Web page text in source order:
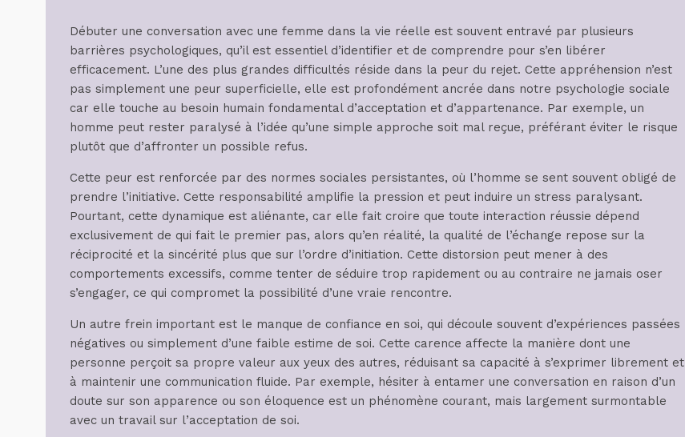
Débuter une conversation avec une femme dans la vie réelle est souvent entravé par plusieurs
barrières psychologiques, qu’il est essentiel d’identifier et de comprendre pour s’en libérer
efficacement. L’une des plus grandes difficultés réside dans la peur du rejet. Cette appréhension n’est
pas simplement une peur superficielle, elle est profondément ancrée dans notre psychologie sociale
car elle touche au besoin humain fondamental d’acceptation et d’appartenance. Par exemple, un
homme peut rester paralysé à l’idée qu’une simple approche soit mal reçue, préférant éviter le risque
plutôt que d’affronter un possible refus.
Cette peur est renforcée par des normes sociales persistantes, où l’homme se sent souvent obligé de
prendre l’initiative. Cette responsabilité amplifie la pression et peut induire un stress paralysant.
Pourtant, cette dynamique est aliénante, car elle fait croire que toute interaction réussie dépend
exclusivement de qui fait le premier pas, alors qu’en réalité, la qualité de l’échange repose sur la
réciprocité et la sincérité plus que sur l’ordre d’initiation. Cette distorsion peut mener à des
comportements excessifs, comme tenter de séduire trop rapidement ou au contraire ne jamais oser
s’engager, ce qui compromet la possibilité d’une vraie rencontre.
Un autre frein important est le manque de confiance en soi, qui découle souvent d’expériences passées
négatives ou simplement d’une faible estime de soi. Cette carence affecte la manière dont une
personne perçoit sa propre valeur aux yeux des autres, réduisant sa capacité à s’exprimer librement et
à maintenir une communication fluide. Par exemple, hésiter à entamer une conversation en raison d’un
doute sur son apparence ou son éloquence est un phénomène courant, mais largement surmontable
avec un travail sur l’acceptation de soi.